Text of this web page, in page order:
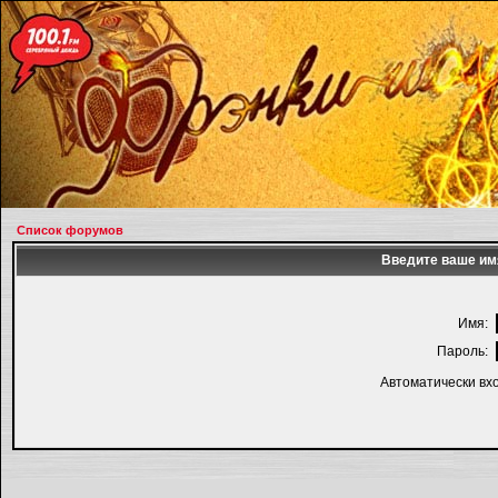
Список форумов
Введите ваше
Имя:
Пароль:
Автоматически